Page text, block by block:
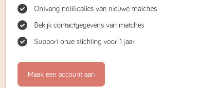
Ontvang notificaties van nieuwe matches
Bekijk contactgegevens van matches
Support onze stichting voor 1 jaar
Maak een account aan